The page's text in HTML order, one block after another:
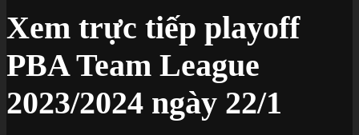
Xem trực tiếp playoff
PBA Team League
2023/2024 ngày 22/1